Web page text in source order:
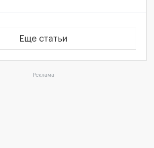
Еще статьи
Реклама